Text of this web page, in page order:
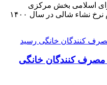
اسلامی بخش مرکزی
شهرستان محمودآباد از اعلام نرخ نشاء شالی در سال ۱۴۰۰
مصرف كنندگان خانگی